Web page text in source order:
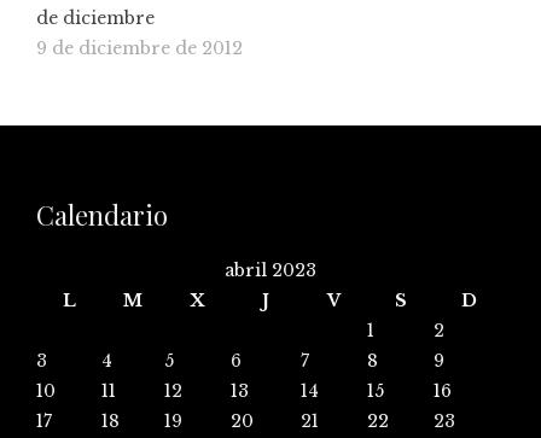
de diciembre
9 de diciembre de 2012
Calendario
abril 2023
L
M X J V S
D
1
2
3
4 5 6 7 8
9
10
11 12 13 14 15
16
17
18 19 20 21 22
23